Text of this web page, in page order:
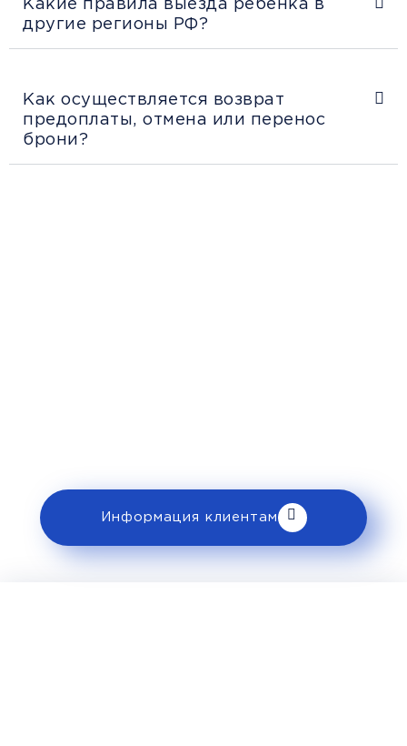
Какие правила выезда ребенка в
другие регионы РФ?
Как осуществляется возврат
предоплаты, отмена или перенос
брони?
Информация клиентам